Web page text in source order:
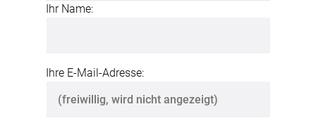
Ihr Name:
Ihre E-Mail-Adresse: